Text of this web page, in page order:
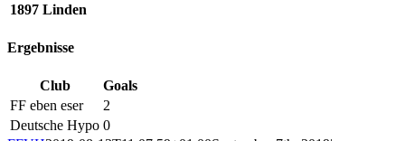
1897 Linden
Ergebnisse
Club
Goals
FF eben eser
2
Deutsche Hypo 0